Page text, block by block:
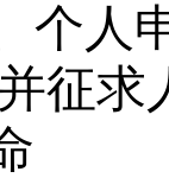
个人
征求